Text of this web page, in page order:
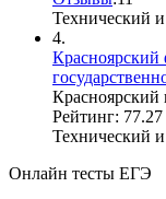
Технический
4.
Красноярский
Красноярский
Рейтинг: 77.27
Технический
Онлайн тесты ЕГЭ